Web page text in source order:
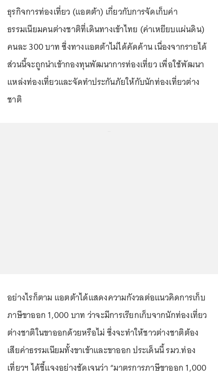
ธุรกิจการท่องเที่ยว (แอตต้า) เกี่ยวกับการจัดเก็บค่า
ธรรมเนียมคนต่างชาติที่เดินทางเข้าไทย (ค่าเหยียบแผ่นดิน)
คนละ 300 บาท ซึ่งทางแอตต้าไม่ได้คัดค้าน เนื่องจากรายได้
ส่วนนี้จะถูกนำเข้ากองทุนพัฒนาการท่องเที่ยว เพื่อใช้พัฒนา
แหล่งท่องเที่ยวและจัดทำประกันภัยให้กับนักท่องเที่ยวต่าง
ชาติ
อย่างไรก็ตาม แอตต้าได้แสดงความกังวลต่อแนวคิดการเก็บ
ภาษีขาออก 1,000 บาท ว่าจะมีการเรียกเก็บจากนักท่องเที่ยว
ต่างชาติในขาออกด้วยหรือไม่ ซึ่งจะทำให้ชาวต่างชาติต้อง
เสียค่าธรรมเนียมทั้งขาเข้าและขาออก ประเด็นนี้ รมว.ท่อง
เที่ยวฯ ได้ชี้แจงอย่างชัดเจนว่า “มาตรการภาษีขาออก 1,000